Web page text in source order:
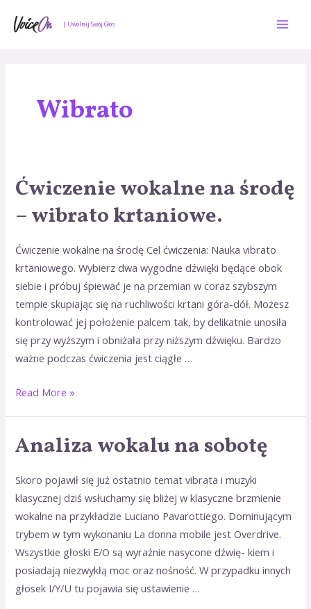
| Uwolnij Swój Głos
Wibrato
Ćwiczenie wokalne na środę
– wibrato krtaniowe.
Ćwiczenie wokalne na środę Cel ćwiczenia: Nauka vibrato
krtaniowego. Wybierz dwa wygodne dźwięki będące obok
siebie i próbuj śpiewać je na przemian w coraz szybszym
tempie skupiając się na ruchliwości krtani góra-dół. Możesz
kontrolować jej położenie palcem tak, by delikatnie unosiła
się przy wyższym i obniżała przy niższym dźwięku. Bardzo
ważne podczas ćwiczenia jest ciągłe …
Ćwiczenie
na
–
wibrato
krtaniowe.
Read More »
Analiza wokalu na sobotę
Skoro pojawił się już ostatnio temat vibrata i muzyki
klasycznej dziś wsłuchamy się bliżej w klasyczne brzmienie
wokalne na przykładzie Luciano Pavarottiego. Dominującym
trybem w tym wykonaniu La donna mobile jest Overdrive.
Wszystkie głoski E/O są wyraźnie nasycone dźwię- kiem i
posiadają niezwykłą moc oraz nośność. W przypadku innych
głosek I/Y/U tu pojawia się ustawienie …
Analiza
na
sobotę